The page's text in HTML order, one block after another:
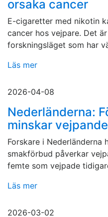
orsaka cancer
E-cigaretter med nikotin
cancer hos vejpare. Det
forskningsläget som har
Läs mer
2026-04-08
Nederländerna:
minskar vejpande
Forskare i Nederländerna
smakförbud påverkar
femte som vejpade
Läs mer
2026-03-02